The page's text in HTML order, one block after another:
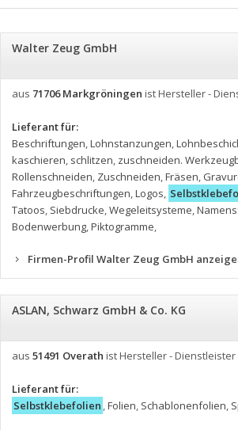
Walter Zeug GmbH
aus 71706 Markgröningen ist Hersteller -
Lieferant für:
Beschriftungen,Lohnstanzungen,
kaschieren, schlitzen, zuschneiden.
Rollenschneiden, Zuschneiden,Fräsen,
Fahrzeugbeschriftungen,Logos,
Tatoos, Siebdrucke,Wegeleitsysteme,
Bodenwerbung,Piktogramme,
Firmen-Profil Walter Zeug GmbH
ASLAN, Schwarz GmbH & Co. KG
aus 51491 Overath ist Hersteller - Dienstleister
Lieferant für:
Selbstklebefolien ,Folien, Schablonenfolien,